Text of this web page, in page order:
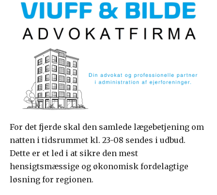
For det fjerde skal den samlede lægebetjening om
natten i tidsrummet kl. 23-08 sendes i udbud.
Dette er et led i at sikre den mest
hensigtsmæssige og økonomisk fordelagtige
løsning for regionen.